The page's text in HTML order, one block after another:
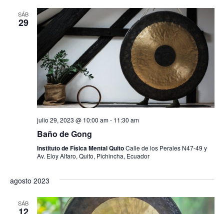
s
t
a
s
d
e
e
t
o
SÁB
29
julio 29, 2023 @ 10:00 am- 11:30 am
Baño de Gong
Instituto de Física Mental QuitoCalle de los Perales N47-49 y
Av. Eloy Alfaro, Quito, Pichincha, Ecuador
agosto 2023
SÁB
12